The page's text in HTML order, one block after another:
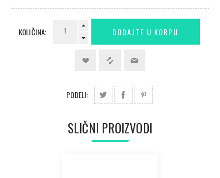
KOLIČINA:
PODELI:
SLIČNI PROIZVODI